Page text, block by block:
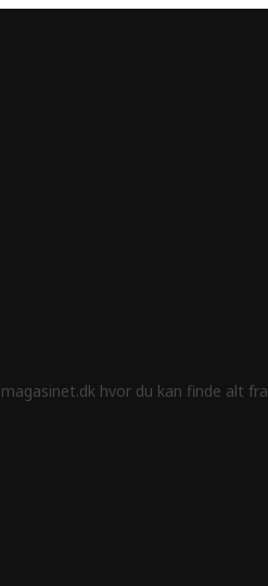
hvor du kan finde alt fra